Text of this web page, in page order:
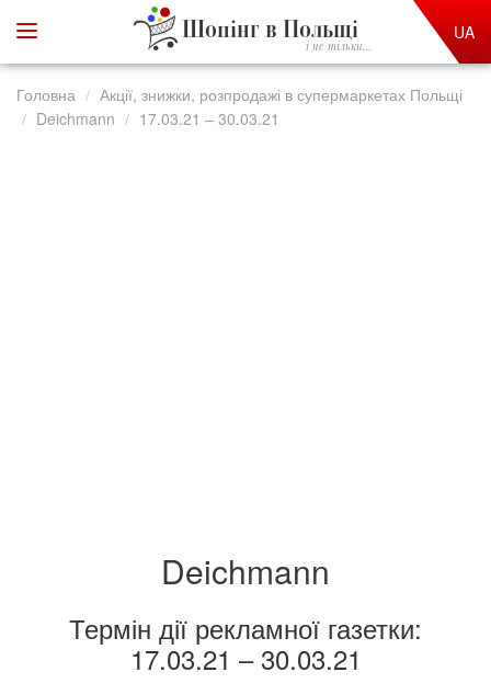
Шопінг в Польщі
і не тільки...
UA
Головна
Акції, знижки, розпродажі в супермаркетах Польщі
Deichmann
17.03.21 – 30.03.21
Deichmann
Термін дії рекламної газетки:
17.03.21 – 30.03.21